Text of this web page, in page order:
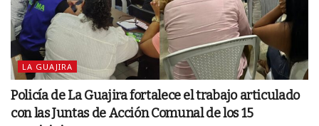
LA GUAJIRA
Policía de La Guajira fortalece el trabajo articulado
con las Juntas de Acción Comunal de los 15